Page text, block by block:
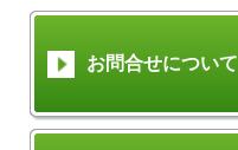
お問合せについて